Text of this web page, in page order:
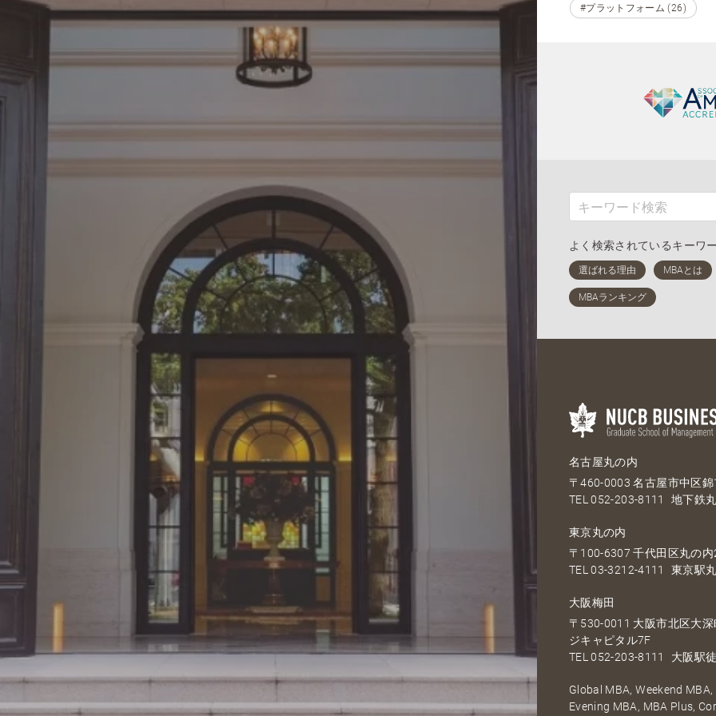
#プラットフォーム (26)
よく検索されているキーワ
名古屋丸の内
〒460-0003 名古屋市中区
TEL052-203-8111 地下鉄
東京丸の内
〒100-6307 千代田区丸の
TEL03-3212-4111 東京駅
大阪梅田
〒530-0011 大阪市北区大
ジキャピタル7F
TEL052-203-8111 大阪駅
Global MBA, Weekend
Evening MBA, MBA Plus,